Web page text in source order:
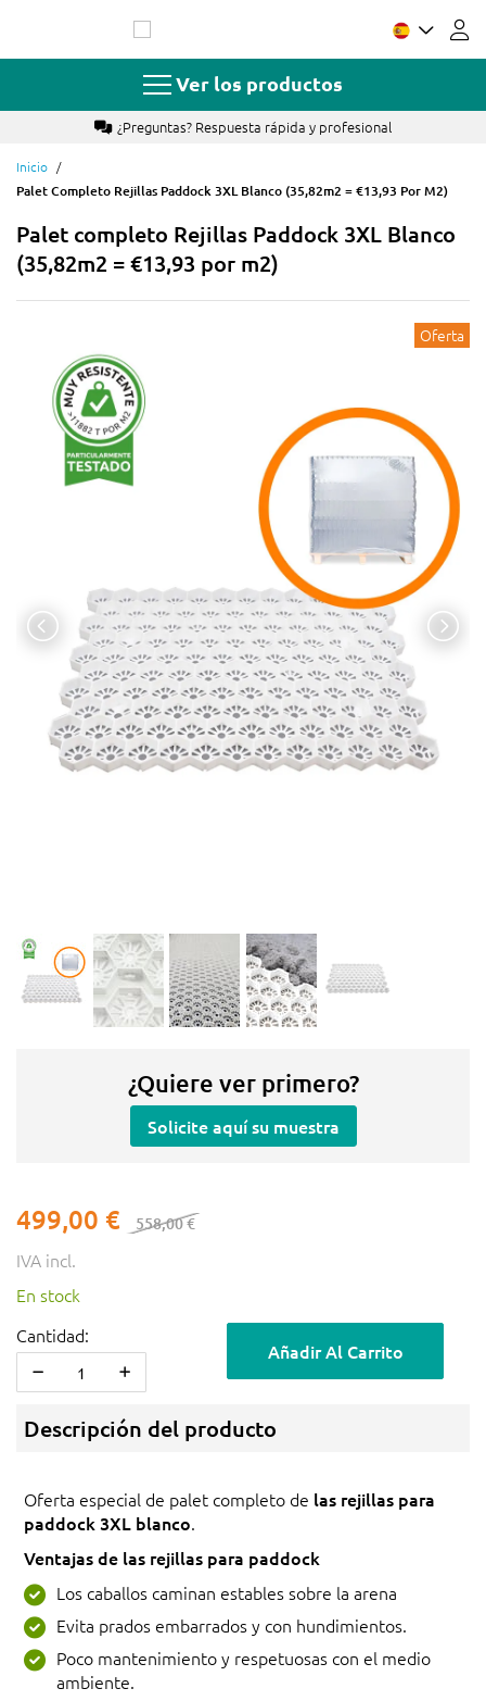
contenido
Ver los productos
¿Preguntas? Respuesta rápida y profesional
Inicio
Palet Completo Rejillas Paddock 3XL Blanco (35,82m2 = €13,93 Por M2)
Palet completo Rejillas Paddock 3XL Blanco
(35,82m2 = €13,93 por m2)
¿Quiere ver primero?
Solicite aquí su muestra
Oferta
499,00 € 558,00 €
IVA incl.
En stock
Cantidad:
Añadir Al Carrito
Descripción del producto
Oferta especial de palet completo de las rejillas para
paddock 3XL blanco.
Ventajas de las rejillas para paddock
Los caballos caminan estables sobre la arena
Evita prados embarrados y con hundimientos.
Poco mantenimiento y respetuosas con el medio
ambiente.